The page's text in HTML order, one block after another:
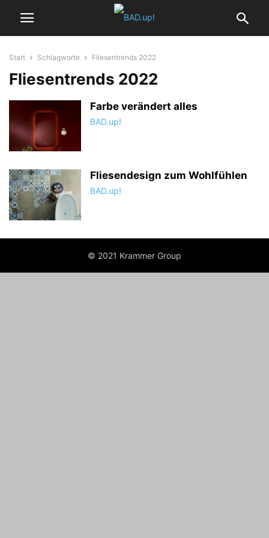
Start Schlagworte Fliesentrends 2022
Fliesentrends 2022
Farbe verändert alles
BAD.up!
Fliesendesign zum Wohlfühlen
BAD.up!
© 2021 Krammer Group